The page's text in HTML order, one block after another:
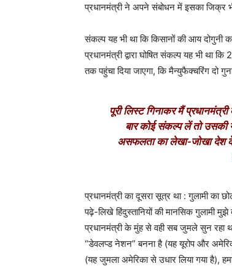
प्रधानमंत्री ने अपने संबोधन में इसका जिक्र
संकल्प यह भी था कि किसानों की आय
प्रधानमंत्री द्वारा घोषित संकल्प यह भी था
तक पहुंचा दिया जाएगा, कि मैन्युफैक्चरिंग दो
पूरी लिस्ट गिनाकर मैं
बार कोई संकल्प लें तो उसकी
असफलता का लेखा-जोखा देश
प्रधानमंत्री का दूसरा सूत्र था : गुलामी का
पढ़े-लिखे हिंदुस्तानियों की मानसिक गुलामी
प्रधानमंत्री के मुंह से वही सब जुमले सुन रहा
“डेवलप्ड नेशन” बनना है (यह यूरोप और
(यह जुमला अमेरिका से उधार लिया गया है),